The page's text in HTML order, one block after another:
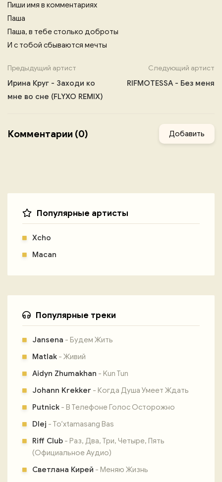
Пиши имя в комментариях
Паша
Паша, в тебе столько доброты
И с тобой сбываются мечты
Предыдущий артист
Ирина Круг - Заходи ко
мне во сне (FLYXO REMIX)
Следующий артист
RIFMOTESSA - Без меня
Комментарии (0) Добавить
Популярные артисты
Xcho
Macan
Популярные треки
Jansena - Будем Жить
Matlak - Живий
Aidyn Zhumakhan - Kun Tun
Johann Krekker - Когда Душа Умеет Ждать
Putnick - В Телефоне Голос Осторожно
Dlej - To‘xtamasang Bas
Riff Club - Раз, Два, Три, Четыре, Пять
(Официальное Аудио)
Светлана Кирей - Меняю Жизнь